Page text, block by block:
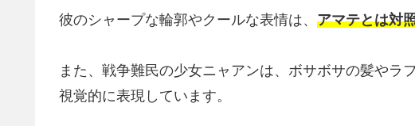
彼のシャープな輪郭やクールな表情は、 アマテとは対
また、戦争難民の少女ニャアンは、ボサボサの髪やラ
視覚的に表現しています。